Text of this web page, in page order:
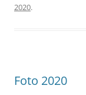
2020.
Foto 2020